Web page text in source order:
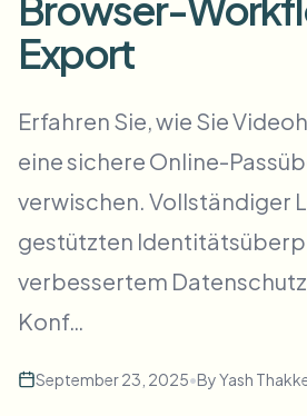
Video-Intelligenz
Viele Videos auf einmal bearbeiten
Massen-
Hochdurchsatz-Pipelines
Enterprise-Zonen, Richtlinien und
API & SDK
Kontaktformular
Video-Intelligenz
Massen-Hintergrundentfernung
Export
Erfahren Sie, wie Sie
eine sichere Online-
verwischen. Vollständiger
gestützten
verbessertem
Konf…
September 23, 2025•ByYash